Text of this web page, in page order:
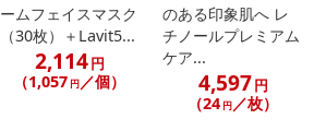
ームフェイスマスク
（30枚）＋Lavit5...
2,114円
（1,057 円／個）
のある印象肌へ レ
チノールプレミアム
ケア...
4,597円
（24 円／枚）